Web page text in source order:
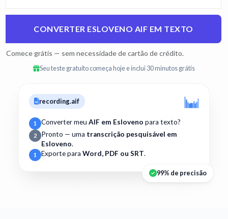
CONVERTER ESLOVENO AIF EM TEXTO
Comece grátis — sem necessidade de cartão de crédito.
Seu teste gratuito começa hoje e inclui 30 minutos grátis
recording.aif
1 Converter meu AIF em Esloveno para texto?
2 Pronto — uma transcrição pesquisável em
Esloveno.
1 Exporte para Word, PDF ou SRT.
99% de precisão